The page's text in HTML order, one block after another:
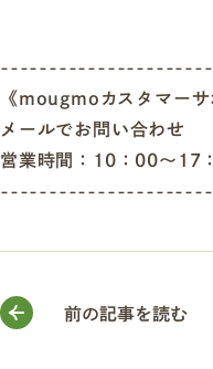
《mougmoカスタマーサ
メールでお問い合わせ
営業時間：10：00～17
前の記事を読む